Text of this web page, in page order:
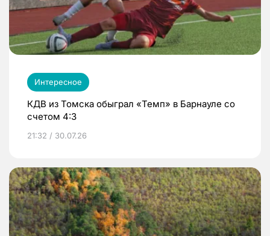
Интересное
КДВ из Томска обыграл «Темп» в Барнауле со
счетом 4:3
21:32 / 30.07.26